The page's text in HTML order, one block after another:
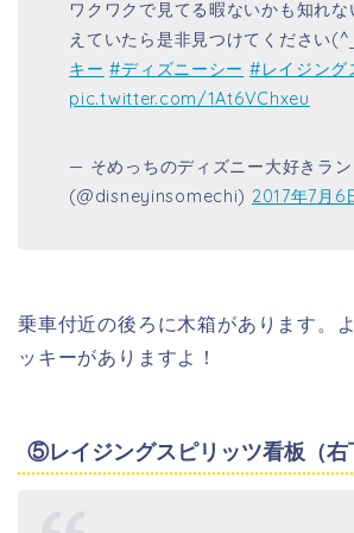
ワクワクで見てる暇ないかも知れ
えていたら是非見つけてください
キー #ディズニーシー #レイジング
pic.twitter.com/1At6VChxeu
— そめっちのディズニー大好きラン
(@disneyinsomechi) 2017年7月6
乗車付近の後ろに木箱があります。
ッキーがありますよ！
⑤レイジングスピリッツ看板（右